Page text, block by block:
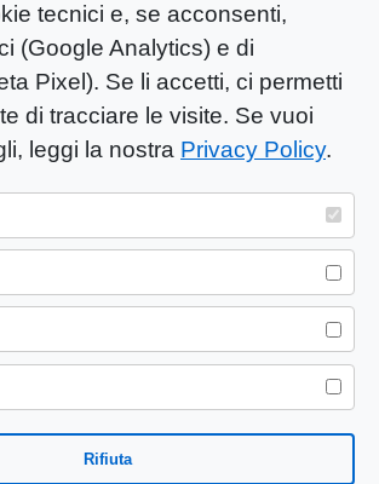
tecnici e, se acconsenti,
(Google Analytics) e di
Pixel). Se li accetti, ci permetti
di tracciare le visite. Se vuoi
leggi la nostra Privacy Policy.
Rifiuta
Journalism è una testata
proprietà di Mastino S.R.L.
presso Trib. Santa Maria
(CE) n° 900 del 31/01/2025 |
– VIA LORENZO MARIA
81100